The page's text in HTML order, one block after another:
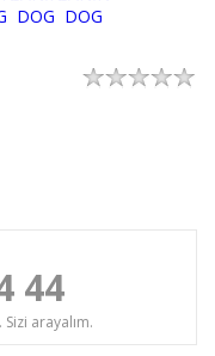
44
Sizi arayalım.